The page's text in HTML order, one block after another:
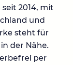
2014, mit
und
steht für
der Nähe.
per